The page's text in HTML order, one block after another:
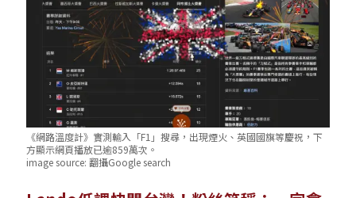
《網路溫度計》實測輸入「F1」搜尋，出現煙火、英國國旗等慶祝，下
方顯示網頁播放已逾859萬次。
image source: 翻攝Google search